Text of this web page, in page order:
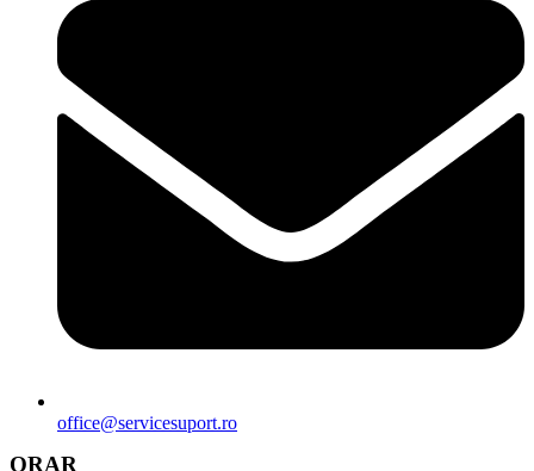
office@servicesuport.ro
ORAR